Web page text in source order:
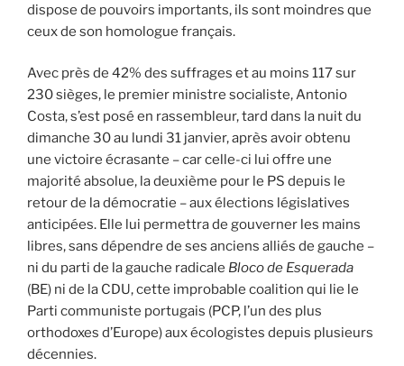
dispose de pouvoirs importants, ils sont moindres que
ceux de son homologue français.
Avec près de 42% des suffrages et au moins 117 sur
230 sièges, le premier ministre socialiste, Antonio
Costa, s’est posé en rassembleur, tard dans la nuit du
dimanche 30 au lundi 31 janvier, après avoir obtenu
une victoire écrasante – car celle-ci lui offre une
majorité absolue, la deuxième pour le PS depuis le
retour de la démocratie – aux élections législatives
anticipées. Elle lui permettra de gouverner les mains
libres, sans dépendre de ses anciens alliés de gauche –
ni du parti de la gauche radicale Bloco de Esquerada
(BE) ni de la CDU, cette improbable coalition qui lie le
Parti communiste portugais (PCP, l’un des plus
orthodoxes d’Europe) aux écologistes depuis plusieurs
décennies.